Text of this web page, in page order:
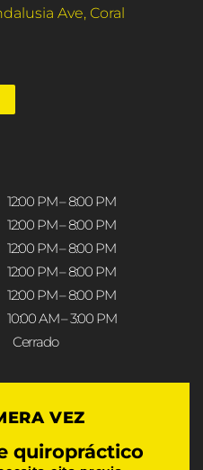
Ave, Coral
12:00 PM – 8:00 PM
12:00 PM – 8:00 PM
12:00 PM – 8:00 PM
12:00 PM – 8:00 PM
12:00 PM – 8:00 PM
10:00 AM – 3:00 PM
Cerrado
VEZ
quiropráctico